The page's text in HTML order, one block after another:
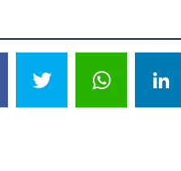
Facebook
Twitter